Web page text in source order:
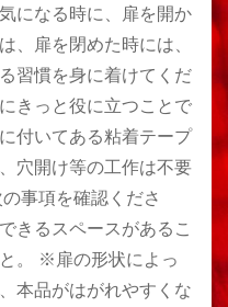
になる時に、扉を開か
、扉を閉めた時には、
習慣を身に着けてくだ
きっと役に立つことで
付いてある粘着テープ
穴開け等の工作は不要
事項を確認くださ
きるスペースがあるこ
。 ※扉の形状によっ
本品がはがれやすくな